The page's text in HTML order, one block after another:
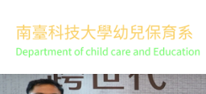
:::